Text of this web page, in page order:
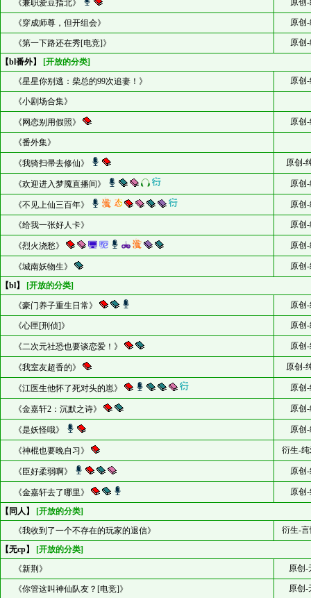
《兼职爱豆指北》 原创
《穿成师尊，但开组会》 原创
《第一下路还在秀[电竞]》
原创
【bl番外】
[开放的分类]
《星星你别逃：柴总的99次追妻！》
原创
《小剧场合集》
《网恋别用假照》 原创
《番外集》
《我骑扫帚去修仙》 原创-
《欢迎进入梦魇直播间》 原创
《不见上仙三百年》 原创
《给我一张好人卡》 原创
《烈火浇愁》 原创
《城南妖物生》
原创
【bl】
[开放的分类]
《豪门养子重生日常》 原创
《心匣[刑侦]》 原创
《二次元社恐也要谈恋爱！》 原创
《我室友超香的》 原创-
《江医生他怀了死对头的崽》 原创
《金嘉轩2：沉默之诗》 原创
《是妖怪哦》 原创
《神棍也要晚自习》 衍生-
《臣好柔弱啊》 原创
《金嘉轩去了哪里》
原创
【同人】
[开放的分类]
《我收到了一个不存在的玩家的退信》
衍生-
【无cp】
[开放的分类]
《新荆》
原创-
《你管这叫神仙队友？[电竞]》 原创-